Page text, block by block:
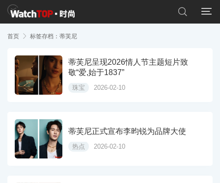


首页  标签存档：蒂芙尼
蒂芙尼呈现2026情人节主题短片致
敬“爱,始于1837”
珠宝 2026-02-10
蒂芙尼正式宣布李昀锐为品牌大使
热点 2026-02-10